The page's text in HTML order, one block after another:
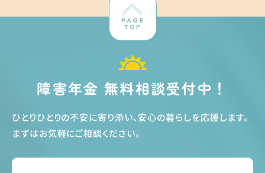
PAGE
TOP
障害年金 無料相談受付中！
ひとりひとりの不安に寄り添い、安心の暮らしを応援します。
まずはお気軽にご相談ください。